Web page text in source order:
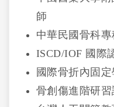
師
中華民國骨科專
ISCD/IOF 國際
國際骨折內固
骨創傷進階研